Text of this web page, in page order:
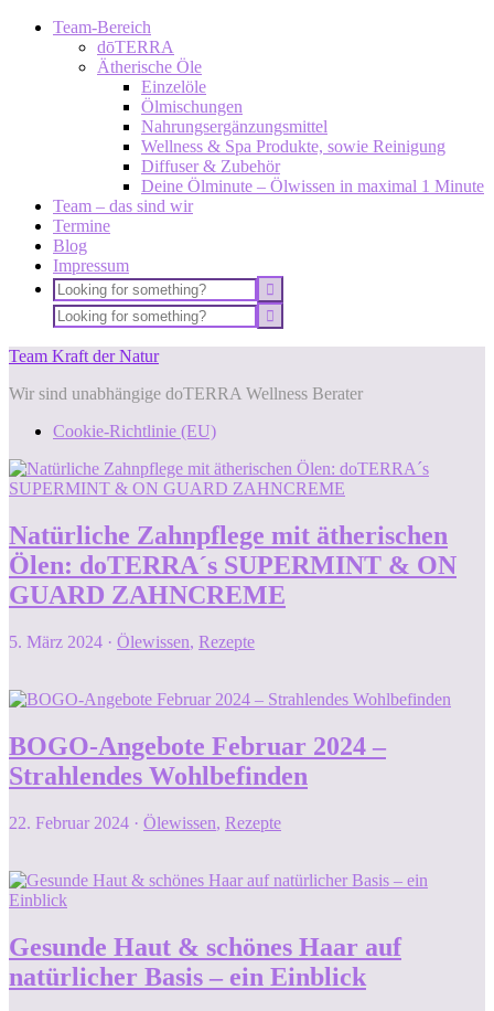
Team-Bereich
dōTERRA
Ätherische Öle
Einzelöle
Ölmischungen
Nahrungsergänzungsmittel
Wellness & Spa Produkte, sowie Reinigung
Diffuser & Zubehör
Deine Ölminute – Ölwissen in maximal 1 Minute
Team – das sind wir
Termine
Blog
Impressum
Team Kraft der Natur
Wir sind unabhängige doTERRA Wellness Berater
Cookie-Richtlinie (EU)
Natürliche Zahnpflege mit ätherischen
Ölen: doTERRA´s SUPERMINT & ON
GUARD ZAHNCREME
5. März 2024 · Ölewissen, Rezepte
BOGO-Angebote Februar 2024 –
Strahlendes Wohlbefinden
22. Februar 2024 · Ölewissen, Rezepte
Gesunde Haut & schönes Haar auf
natürlicher Basis – ein Einblick